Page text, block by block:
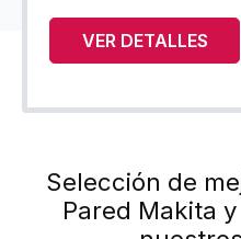
VER DETALLES
Selección de
Pared Makita